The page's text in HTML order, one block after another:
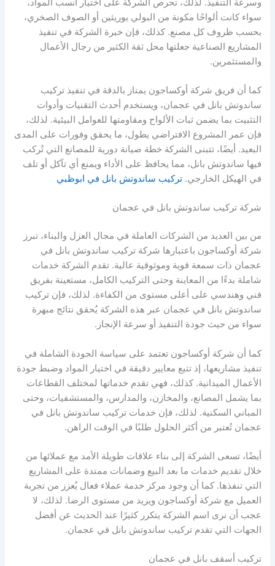
وسرعة التنفيذ. لذلك، تحرص الشركة على اختيار أنسب المواد،
سواء كانت ألواحًا مكونة من البولي يوريثين أو الصوف الصخري،
بحسب ظروف كل مصنع. كذلك، فإن خبرة الشركة في تنفيذ
المشاريع الصناعية جعلتها محل ثقة الكثير من رجال الأعمال
والمستثمرين.
كما أن فريق شركة أوكساجون يمتاز بالدقة في تنفيذ تركيب
ساندوتش بانل في عجمان، ويستخدم أحدث التقنيات وأدوات
التثبيت بما يضمن ثبات الألواح ومقاومتها للعوامل البيئية. لذلك،
فإن عمر المشروع الافتراضي يطول، ما يحقق وفورات على المدى
البعيد. أيضًا، تتبنى الشركة خطة صيانة دورية للمصانع التي تُركب
فيها ساندوتش بانل، مما يحافظ على الأداء ويمنع أي تآكل أو تلف
في الهيكل الخارجي.تركيب ساندوتش بانل في ابوظبي
شركة تركيب ساندوتش بانل في عجمان
من بين العديد من الشركات العاملة في مجال العزل والبناء، تبرز
شركة أوكساجون باعتبارها شركة تركيب ساندوتش بانل في
عجمان ذات سمعة قوية وموثوقية عالية. تقدم الشركة خدمات
شاملة بدءًا من المعاينة وحتى التركيب الكامل، مستعينة بفريق
فني وهندسي على أعلى مستوى من الكفاءة. لذلك، فإن تركيب
ساندوتش بانل في عجمان عبر هذه الشركة يُحقق نتائج مبهرة
سواء من حيث جودة التنفيذ أو سرعة الإنجاز.
كما أن شركة أوكساجون تعتمد على سياسة الجودة الشاملة في
تنفيذ مشاريعها، إذ تتبع معايير دقيقة في اختيار المواد وضبط جودة
الأعمال الميدانية. كذلك، فهي تقدم خدماتها لمختلف القطاعات
بما يشمل المصانع، والمخازن، والمدارس، والمستشفيات، وحتى
المباني السكنية. لذلك، فإن خدمات تركيب ساندوتش بانل في
عجمان تُعتبر من أكثر الحلول طلبًا في الوقت الراهن.
أيضًا، تسعى الشركة إلى بناء علاقات طويلة الأمد مع عملائها من
خلال تقديم خدمات ما بعد البيع وضمانات ممتدة على المشاريع
التي تنفذها. كما أن وجود مركز خدمة عملاء فعال يُعزز من تجربة
العميل مع شركة أوكساجون ويزيد من مستوى الرضا. لذلك، لا
عجب أن نرى اسم الشركة يتكرر كثيرًا عند الحديث عن أفضل
الجهات التي تقدم تركيب ساندوتش بانل في عجمان.
تركيب أسقف بانل في عجمان